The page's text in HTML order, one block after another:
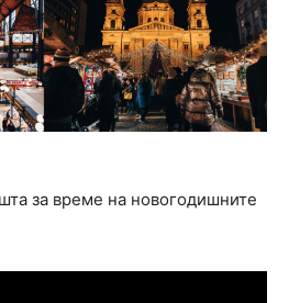
за време на новогодишните